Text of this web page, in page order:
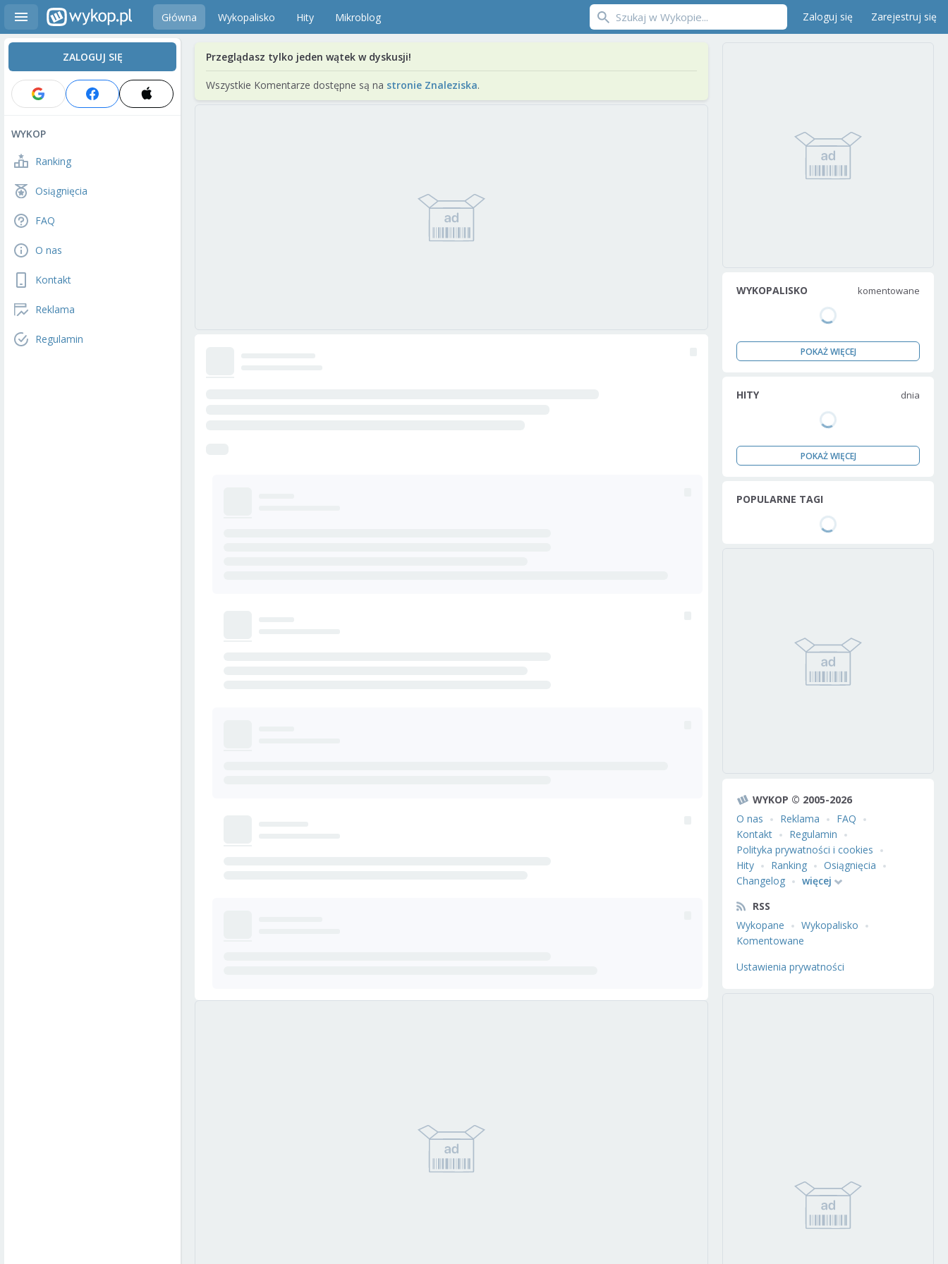
Główna Wykopalisko Hity Mikroblog Zaloguj się Zarejestruj się
ZALOGUJ SIĘ
WYKOP
Ranking
Osiągnięcia
FAQ
O nas
Kontakt
Reklama
Regulamin
Przeglądasz tylko jeden wątek w dyskusji!
Wszystkie Komentarze dostępne są na stronie Znaleziska.
WYKOPALISKO komentowane
POKAŻ WIĘCEJ
HITY dnia
POKAŻ WIĘCEJ
POPULARNE TAGI
WYKOP © 2005-2026
O nas
Reklama
FAQ
Kontakt
Regulamin
Polityka prywatności i cookies
Hity
Ranking
Osiągnięcia
Changelog
więcej
RSS
Wykopane
Wykopalisko
Komentowane
Ustawienia prywatności